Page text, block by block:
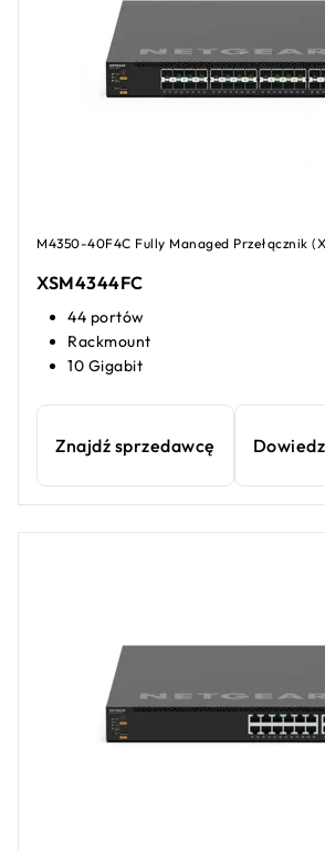
M4350-40F4C Fully Managed Przełącznik
XSM4344FC
44 portów
Rackmount
10 Gigabit
Znajdź sprzedawcę